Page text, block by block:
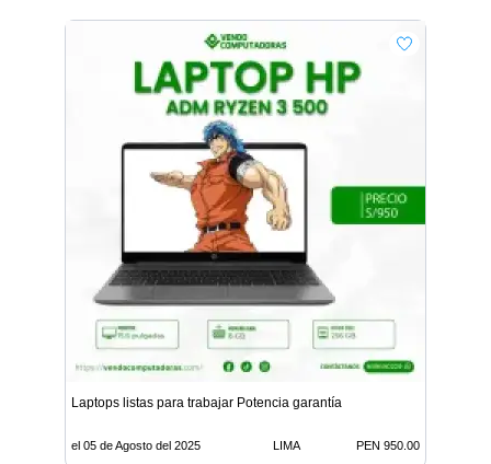
Laptops listas para trabajar Potencia garantía
el 05 de Agosto del 2025 LIMA PEN 950.00